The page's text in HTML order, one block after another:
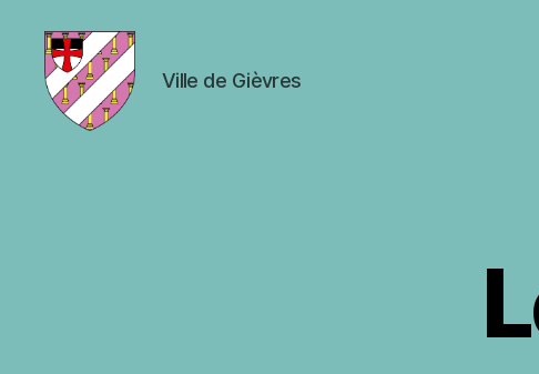
Ville de Gièvres